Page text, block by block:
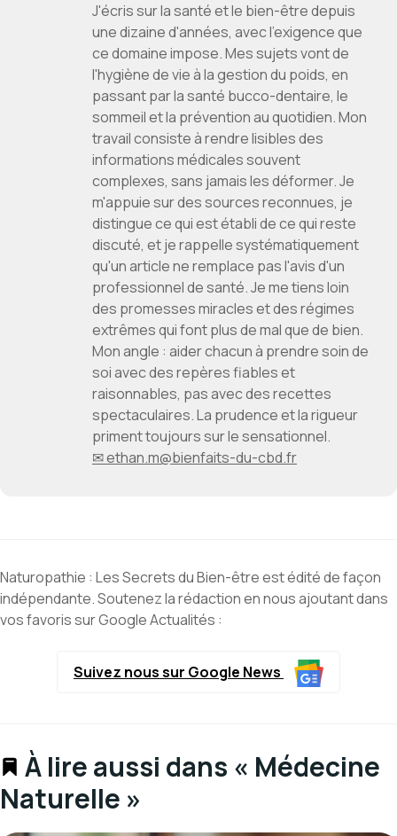
J'écris sur la santé et le bien-être depuis
une dizaine d'années, avec l'exigence que
ce domaine impose. Mes sujets vont de
l'hygiène de vie à la gestion du poids, en
passant par la santé bucco-dentaire, le
sommeil et la prévention au quotidien. Mon
travail consiste à rendre lisibles des
informations médicales souvent
complexes, sans jamais les déformer. Je
m'appuie sur des sources reconnues, je
distingue ce qui est établi de ce qui reste
discuté, et je rappelle systématiquement
qu'un article ne remplace pas l'avis d'un
professionnel de santé. Je me tiens loin
des promesses miracles et des régimes
extrêmes qui font plus de mal que de bien.
Mon angle : aider chacun à prendre soin de
soi avec des repères fiables et
raisonnables, pas avec des recettes
spectaculaires. La prudence et la rigueur
priment toujours sur le sensationnel.
✉ ethan.m@bienfaits-du-cbd.fr
Naturopathie : Les Secrets du Bien-être est édité de façon
indépendante. Soutenez la rédaction en nous ajoutant dans
vos favoris sur Google Actualités :
Suivez nous sur Google News
À lire aussi dans « Médecine
Naturelle »